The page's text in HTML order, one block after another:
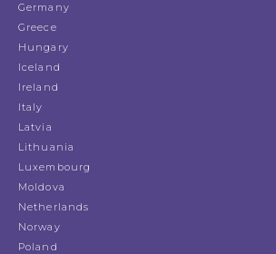
Germany
Greece
Hungary
Iceland
Ireland
Italy
Latvia
Lithuania
Luxembourg
Moldova
Netherlands
Norway
Poland